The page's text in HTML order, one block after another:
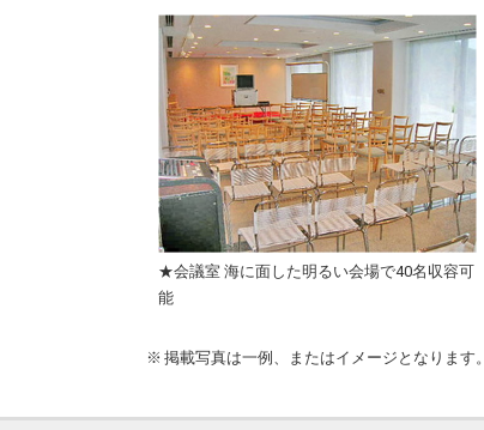
★会議室 海に面した明るい会場で40名収容可
能
掲載写真は一例、またはイメージとなります。